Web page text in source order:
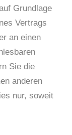
Grundlage
Vertrags
an einen
Sie die
anderen
nur, soweit